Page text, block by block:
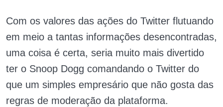
Com os valores das ações do Twitter flutuando
em meio a tantas informações desencontradas,
uma coisa é certa, seria muito mais divertido
ter o Snoop Dogg comandando o Twitter do
que um simples empresário que não gosta das
regras de moderação da plataforma.